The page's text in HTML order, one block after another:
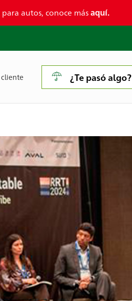
autos, conoce másaquí.
cliente ¿Te pasó algo?